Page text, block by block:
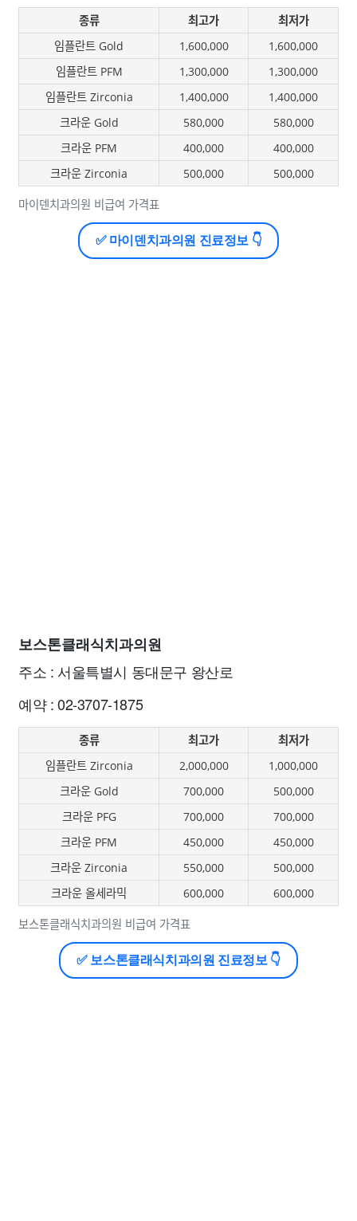
마이덴치과의원 비급여 가격표
종류 최고가
최저가
임플란트 Gold
1,600,000
1,600,000
임플란트 PFM
1,300,000
1,300,000
임플란트 Zirconia
1,400,000
1,400,000
크라운 Gold
580,000
580,000
크라운 PFM
400,000
400,000
크라운 Zirconia
500,000 500,000
✅ 마이덴치과의원 진료정보 👇
보스톤클래식치과의원
주소 : 서울특별시 동대문구 왕산로
예약 : 02-3707-1875
보스톤클래식치과의원 비급여 가격표
종류 최고가
최저가
임플란트 Zirconia
2,000,000
1,000,000
크라운 Gold
700,000
500,000
크라운 PFG
700,000
700,000
크라운 PFM
450,000
450,000
크라운 Zirconia
550,000
500,000
크라운 올세라믹
600,000 600,000
✅ 보스톤클래식치과의원 진료정보 👇